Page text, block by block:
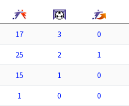
17 3 0
25 2 1
15 1 0
1 0 0